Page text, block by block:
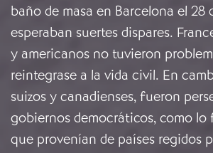
baño de masa en Barcelona el 28
esperaban suertes dispares.
y americanos no tuvieron
reintegrase a la vida civil. En
suizos y canadienses, fueron
gobiernos democráticos, como lo
que provenían de países regidos